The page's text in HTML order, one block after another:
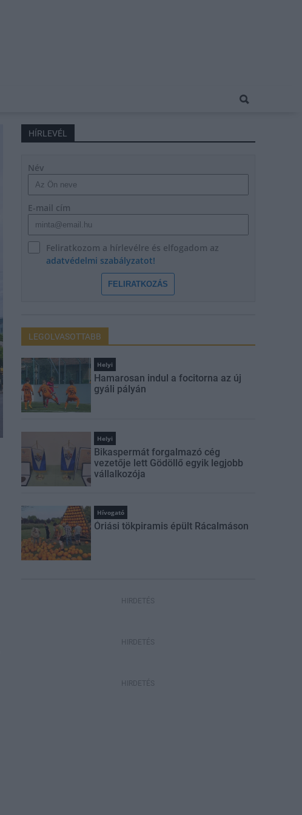
HÍRLEVÉL
Név
E-mail cím
Feliratkozom a hírlevélre és elfogadom az
adatvédelmi szabályzatot!
FELIRATKOZÁS
LEGOLVASOTTABB
Helyi
Hamarosan indul a focitorna az új
gyáli pályán
Helyi
Bikaspermát forgalmazó cég
vezetője lett Gödöllő egyik legjobb
vállalkozója
Hívogató
Óriási tökpiramis épült Rácalmáson
HIRDETÉS
HIRDETÉS
HIRDETÉS